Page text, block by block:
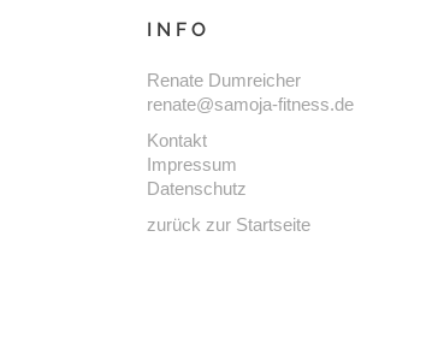
INFO
Renate Dumreicher
renate@samoja-fitness.de
Kontakt
Impressum
Datenschutz
zurück zur Startseite